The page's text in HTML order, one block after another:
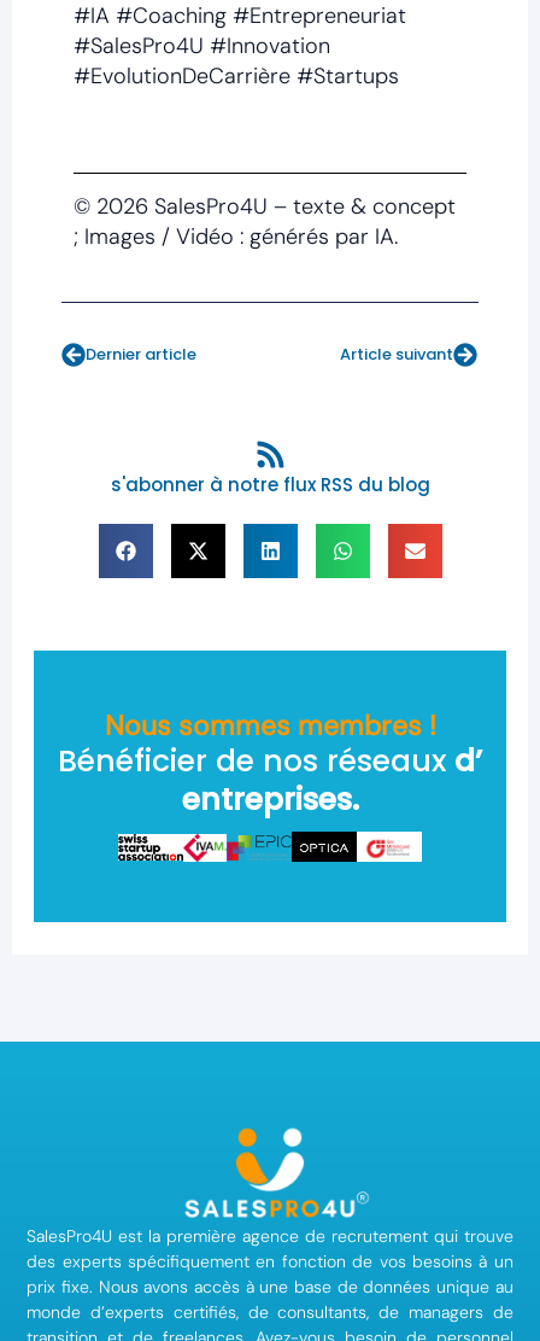
#IA #Coaching #Entrepreneuriat
#SalesPro4U #Innovation
#EvolutionDeCarrière #Startups
© 2026 SalesPro4U – texte & concept
; Images / Vidéo : générés par IA.
Dernier article Article suivant
s'abonner à notre flux RSS du blog
Nous sommes membres !
Bénéficier de nos réseaux d’
entreprises.
SalesPro4U est la première agence de recrutement qui trouve
des experts spécifiquement en fonction de vos besoins à un
prix fixe. Nous avons accès à une base de données unique au
monde d’experts certifiés, de consultants, de managers de